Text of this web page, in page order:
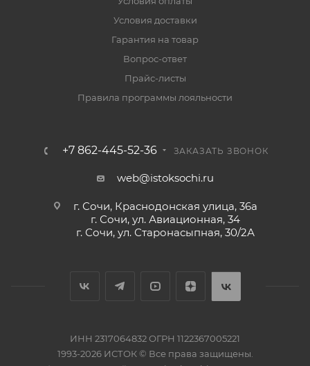
Условия доставки
Гарантия на товар
Вопрос-ответ
Прайс-листы
Правила программы лояльности
+7 862-445-52-36 ЗАКАЗАТЬ ЗВОНОК
web@istoksochi.ru
г. Сочи, Краснодонская улица, 36а
г. Сочи, ул. Авиационная, 34
г. Сочи, ул. Старонасыпная, 30/2А
ИНН 2317064832 ОГРН 1122367005221
1993-2026 ИСТОК © Все права защищены.